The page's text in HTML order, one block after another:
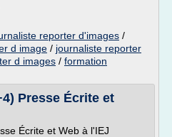
reporter d'images /
d image / journaliste reporter
d images / formation
Presse Écrite et
Écrite et Web à l'IEJ